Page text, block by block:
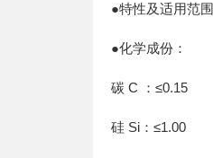
●特性及适用范
●化学成份：
碳 C ：≤0.15
硅 Si：≤1.00